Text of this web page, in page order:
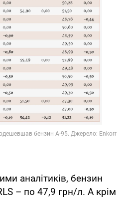
аналітиків, бензин
– по 47,9 грн/л. А крім